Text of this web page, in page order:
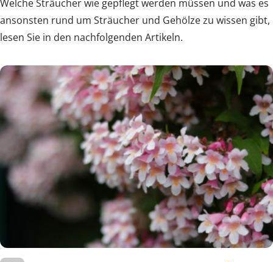
Welche Sträucher wie gepflegt werden müssen und was es
ansonsten rund um Sträucher und Gehölze zu wissen gibt,
lesen Sie in den nachfolgenden Artikeln.